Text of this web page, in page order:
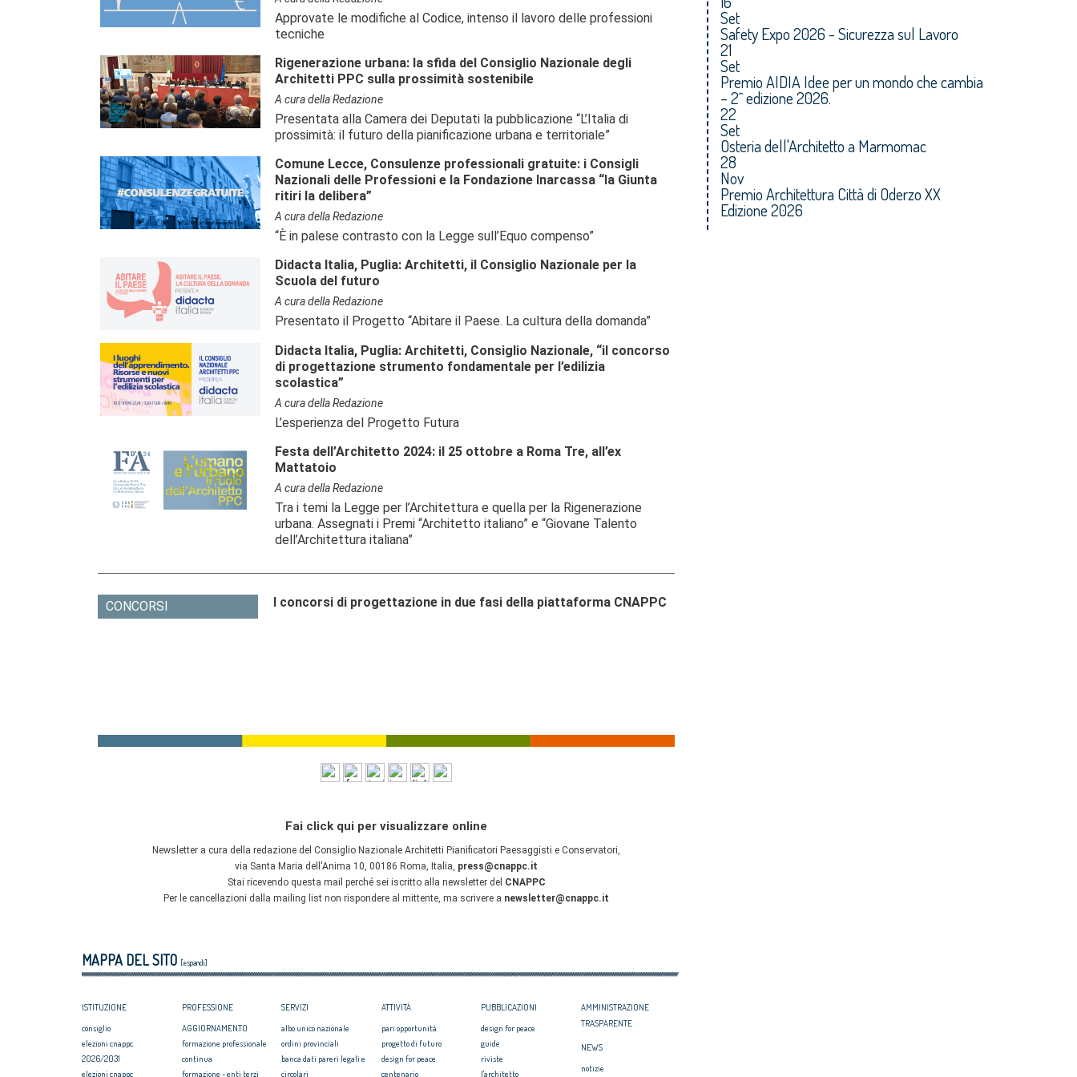
MAPPA DEL SITO [espandi]
ISTITUZIONE
consiglio
elezioni cnappc
2026/2031
elezioni cnappc
PROFESSIONE
AGGIORNAMENTO
formazione professionale
continua
formazione - enti terzi
SERVIZI
albo unico nazionale
ordini provinciali
banca dati pareri legali e
circolari
ATTIVITÀ
pari opportunità
progetto di futuro
design for peace
centenario
PUBBLICAZIONI
design for peace
guide
riviste
l'architetto
AMMINISTRAZIONE
TRASPARENTE
NEWS
notizie
Set
Safety Expo 2026 - Sicurezza sul Lavoro
21
Set
Premio AIDIA Idee per un mondo che cambia
– 2^ edizione 2026.
22
Set
Osteria dell'Architetto a Marmomac
28
Nov
Premio Architettura Città di Oderzo XX
Edizione 2026